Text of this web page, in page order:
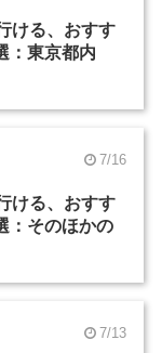
ける、おすす
：東京都内
7/16
ける、おすす
：そのほかの
7/13